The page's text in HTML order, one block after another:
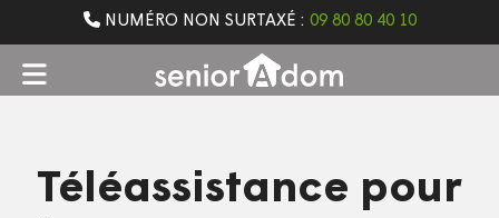
NUMÉRO NON SURTAXÉ : 09 80 80 40 10
Téléassistance pour